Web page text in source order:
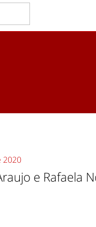
2020
e Rafaela